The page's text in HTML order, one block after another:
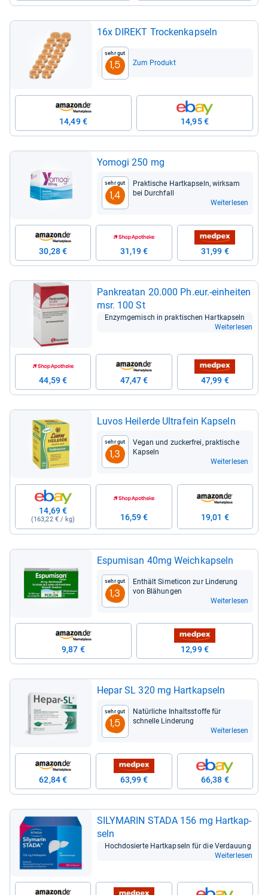
16x DIREKT Tro­cken­kap­seln
Sehr gut
1,5 Zum Produkt
14,49 € 14,95 €
Yomogi 250 mg
Sehr gut
1,4
Prak­ti­sche Hart­kap­seln, wirk­sam
bei Durch­fall
Weiterlesen
30,28 € 31,19 € 31,99 €
Pan­krea­tan 20.000 Ph.eur.-​ein­hei­ten
msr. 100 St
Enzym­ge­misch in prak­ti­schen Hart­kap­seln
Weiterlesen
44,59 € 47,47 € 47,99 €
Luvos Heil­erde Ultra­fein Kap­seln
Sehr gut
1,3
Vegan und zucker­frei, prak­ti­sche
Kap­seln
Weiterlesen
14,69 €
(163,22 € / kg) 16,59 € 19,01 €
Espu­misan 40mg Weich­kap­seln
Sehr gut
1,3
Ent­hält Sime­ti­con zur Lin­de­rung
von Blä­hun­gen
Weiterlesen
9,87 € 12,99 €
Hepar SL 320 mg Hart­kap­seln
Sehr gut
1,5
Natür­li­che Inhaltss­toffe für
schnelle Lin­de­rung
Weiterlesen
62,84 € 63,99 € 66,38 €
SILY­MA­RIN STADA 156 mg Hart­kap­
seln
Hoch­do­sierte Hart­kap­seln für die Ver­dau­ung
Weiterlesen